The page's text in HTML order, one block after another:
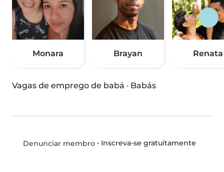
Monara Brayan Renata
Vagas de emprego de babá · Babás
Denunciar membro• Inscreva-se gratuitamente